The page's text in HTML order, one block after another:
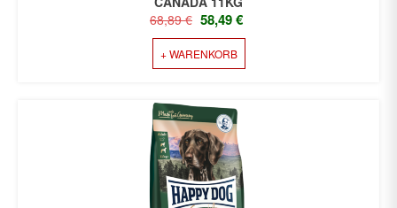
68,89€ URSPRÜNGLICHER
PREIS
WAR:
68,89 €
58,49€
+ WARENKORB